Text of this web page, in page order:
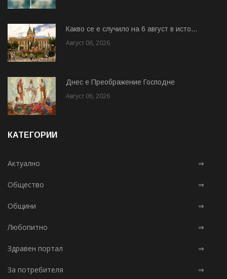
Какво се е случило на 6 август в исто...
Август 06, 2026
Днес е Преображение Господне
Август 06, 2026
КАТЕГОРИИ
Актуално ⇒
Общество ⇒
Общини ⇒
Любопитно ⇒
Здравен портал ⇒
За потребителя ⇒